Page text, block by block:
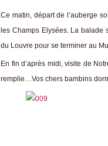
Ce matin, départ de l’auberge
les Champs Elysées. La balade
du Louvre pour se terminer au
En fin d’après midi, visite de
remplie…Vos chers bambins